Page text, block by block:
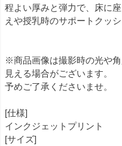
程よい厚みと弾力で、床に
えや授乳時のサポートクッ
※商品画像は撮影時の光や
見える場合がございます。
予めご了承くださいませ。
[仕様]
インクジェットプリント
[サイズ]